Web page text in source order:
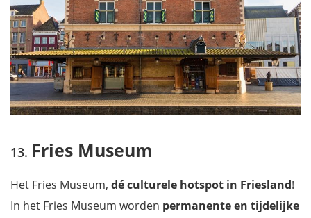
Fries Museum
Het Fries Museum, dé culturele hotspot in Friesland!
In het Fries Museum worden permanente en tijdelijke